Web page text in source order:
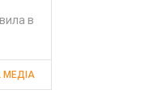
в
МЕДІА